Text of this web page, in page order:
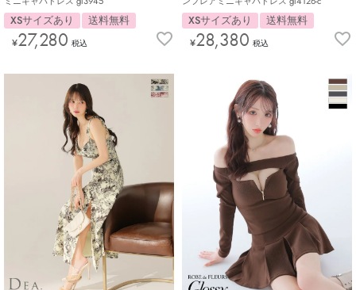
XSサイズあり 送料無料
¥27,280 税込
XSサイズあり 送料無料
¥28,380 税込